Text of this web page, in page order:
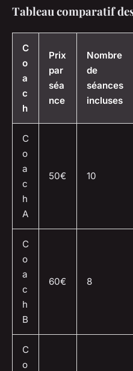
Tableau comparatif
C
o
a
c
h
Prix
par
séa
nce
Nombre
de
séances
incluses
C
o
a
c
h
A
50€ 10
C
o
a
c
h
B
60€ 8
C
o